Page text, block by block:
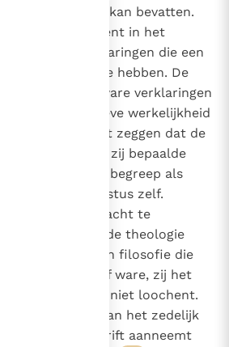
waarheid kan bevatten.
Nieuwe Testament in het
teksten en verklaringen die een
draagwijdte hebben. De
wilden ware verklaringen
die de objectieve werkelijkheid
Men kan niet zeggen dat de
dwaalde toen zij bepaalde
of St. Paulus begreep als
het zijn van Christus zelf.
verklaringen tracht te
te leggen, heeft de theologie
nodig van een filosofie die
van een objectief ware, zij het
kennis niet loochent.
de oordelen van het zedelijk
de heilige Schrift aanneemt